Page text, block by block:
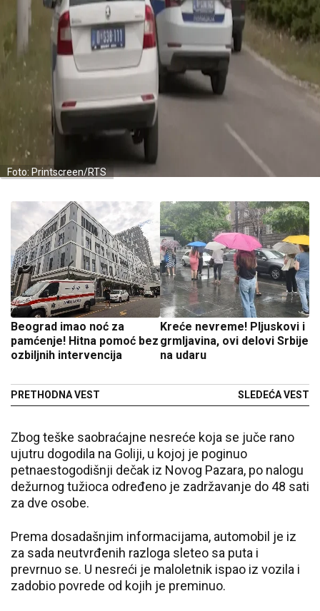
Foto: Printscreen/RTS
Beograd imao noć za
pamćenje! Hitna pomoć bez
ozbiljnih intervencija
PRETHODNA VEST
Kreće nevreme! Pljuskovi i
grmljavina, ovi delovi Srbije
na udaru
SLEDEĆA VEST
Zbog teške saobraćajne nesreće koja se juče rano
ujutru dogodila na Goliji, u kojoj je poginuo
petnaestogodišnji dečak iz Novog Pazara, po nalogu
dežurnog tužioca određeno je zadržavanje do 48 sati
za dve osobe.
Prema dosadašnjim informacijama, automobil je iz
za sada neutvrđenih razloga sleteo sa puta i
prevrnuo se. U nesreći je maloletnik ispao iz vozila i
zadobio povrede od kojih je preminuo.